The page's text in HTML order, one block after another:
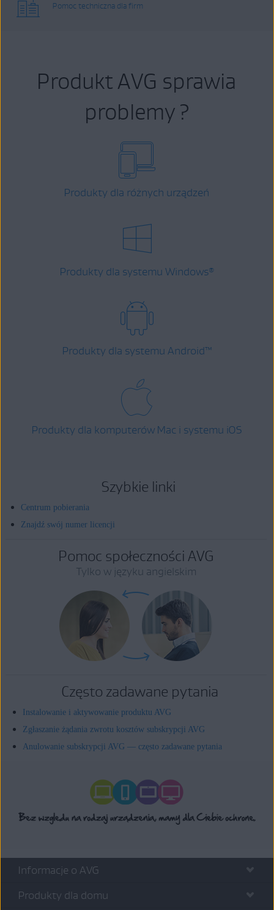
Pomoc techniczna dla firm
Produkt AVG sprawia
problemy ?
Produkty dla różnych urządzeń
Produkty dla systemu Windows®
Produkty dla systemu Android™
Produkty dla komputerów Mac i systemu iOS
Szybkie linki
Centrum pobierania
Znajdź swój numer licencji
Pomoc społeczności AVG
Tylko w języku angielskim
Często zadawane pytania
Instalowanie i aktywowanie produktu AVG
Zgłaszanie żądania zwrotu kosztów subskrypcji AVG
Anulowanie subskrypcji AVG — często zadawane pytania
Informacje o AVG
Produkty dla domu